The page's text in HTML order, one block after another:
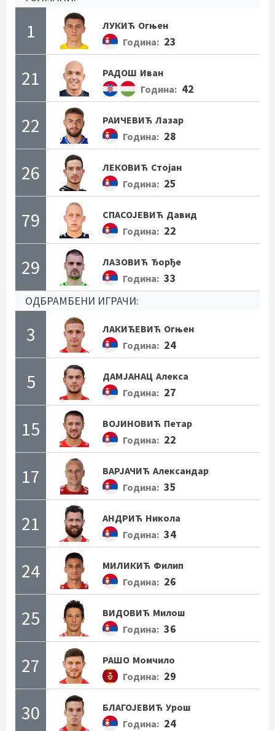
1 ЛУКИЋ Огњен
Година: 23
21 РАДОШ Иван
Година: 42
22 РАИЧЕВИЋ Лазар
Година: 28
26 ЛЕКОВИЋ Стојан
Година: 25
79 СПАСОЈЕВИЋ Давид
Година: 22
29 ЛАЗОВИЋ Ђорђе
Година: 33
ОДБРАМБЕНИ ИГРАЧИ:
3 ЛАКИЋЕВИЋ Огњен
Година: 24
5 ДАМЈАНАЦ Алекса
Година: 27
15 ВОЈИНОВИЋ Петар
Година: 22
17 ВАРЈАЧИЋ Александар
Година: 35
21 АНДРИЋ Никола
Година: 34
24 МИЛИКИЋ Филип
Година: 26
25 ВИДОВИЋ Милош
Година: 36
27 РАШО Момчило
Година: 29
30 БЛАГОЈЕВИЋ Урош
Година: 24